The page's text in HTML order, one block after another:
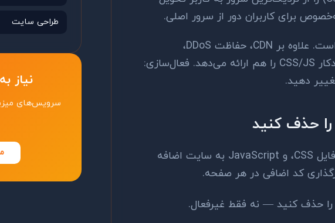
برای کاربران دور از سرور اصلی.
محبوب‌ترین گزینه رایگان است. علاوه بر CDN، حفاظت DDoS،
بهینه‌سازی تصاویر، و minification خودکار CSS/JS را هم ارائه می‌دهد. فعال‌سازی:
هر افزونه وردپرس حجمی از کد PHP، فایل CSS، و JavaScript به سایت اضافه
را حذف کنید — نه فقط غیرفعال.
طراحی سایت
نیاز